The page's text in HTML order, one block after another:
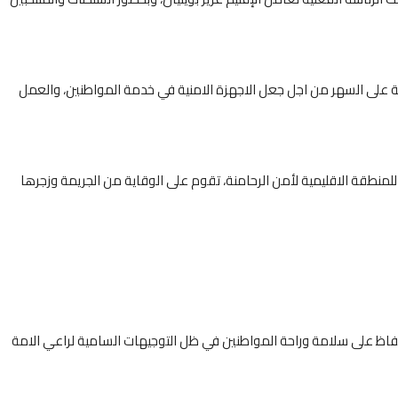
على السهر من اجل جعل الاجهزة الامنية في خدمة المواطنين، والعمل
الاقليمية لأمن الرحامنة، تقوم على الوقاية من الجريمة وزجرها
على سلامة وراحة المواطنين في ظل التوجيهات السامية لراعي الامة